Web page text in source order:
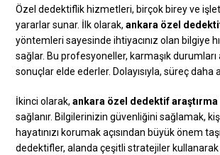
Özel dedektiflik hizmetleri, birçok birey ve
yararlar sunar. İlk olarak,ankara özel
yöntemleri sayesinde ihtiyacınız olan bilgiye
sağlar. Bu profesyoneller, karmaşık durumları
sonuçlar elde ederler. Dolayısıyla, süreç daha
İkinci olarak,ankara özel dedektif araştırma
sağlanır. Bilgilerinizin güvenliğini sağlamak,
hayatınızı korumak açısından büyük önem
dedektifler, alanda çeşitli stratejiler kullanarak